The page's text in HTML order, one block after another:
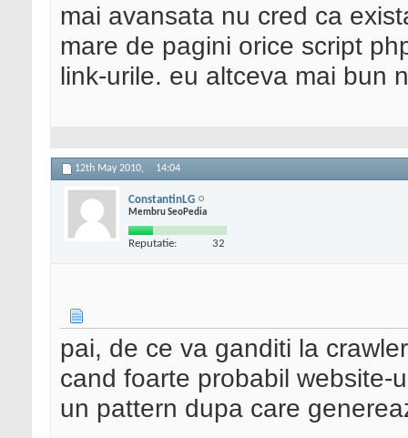
mai avansata nu cred ca
mare de pagini orice script
link-urile. eu altceva mai bun
12th May 2010, 14:04
ConstantinLG
Membru SeoPedia
Reputatie: 32
pai, de ce va ganditi la
cand foarte probabil website-
un pattern dupa care